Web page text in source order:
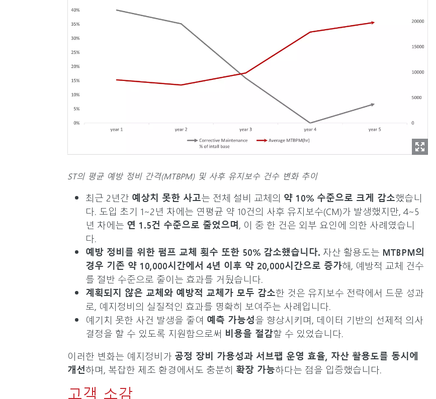
ST의 평균 예방 정비 간격(MTBPM) 및 사후 유지보수 건수 변화 추이
최근 2년간 예상치 못한 사고는 전체 설비 교체의 약 10% 수준으로 크게 감소했습니
다. 도입 초기 1~2년 차에는 연평균 약 10건의 사후 유지보수(CM)가 발생했지만, 4~5
년 차에는 연 1.5건 수준으로 줄었으며 , 이 중 한 건은 외부 요인에 의한 사례였습니
다.
예방 정비를 위한 펌프 교체 횟수 또한 50% 감소했습니다. 자산 활용도는 MTBPM의
경우 기존 약 10,000시간에서 4년 이후 약 20,000시간으로 증가해, 예방적 교체 건수
를 절반 수준으로 줄이는 효과를 거뒀습니다.
계획되지 않은 교체와 예방적 교체가 모두 감소한 것은 유지보수 전략에서 드문 성과
로, 예지정비의 실질적인 효과를 명확히 보여주는 사례입니다.
예기치 못한 사건 발생을 줄여 예측 가능성을 향상시키며, 데이터 기반의 선제적 의사
결정을 할 수 있도록 지원함으로써 비용을 절감할 수 있었습니다.
이러한 변화는 예지정비가 공정 장비 가용성과 서브팹 운영 효율, 자산 활용도를 동시에
개선하며, 복잡한 제조 환경에서도 충분히 확장 가능하다는 점을 입증했습니다.
고객 소감